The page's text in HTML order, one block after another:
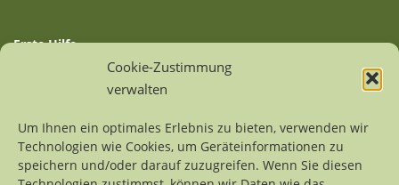
Cookie-Zustimmung
verwalten
Um Ihnen ein optimales Erlebnis zu bieten, verwenden wir
Technologien wie Cookies, um Geräteinformationen zu
speichern und/oder darauf zuzugreifen. Wenn Sie diesen
Erste Hilfe
Auffangstationen
Kontakt
Impressum